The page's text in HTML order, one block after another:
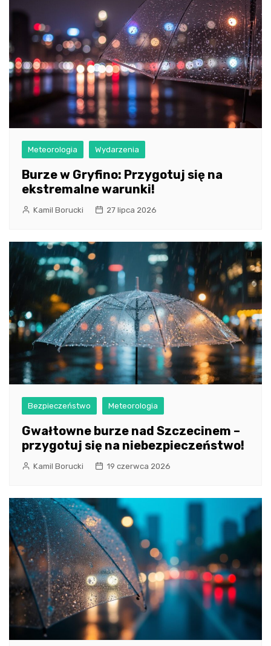
Meteorologia Wydarzenia
Burze w Gryfino: Przygotuj się na
ekstremalne warunki!
Kamil Borucki 27 lipca 2026
Bezpieczeństwo Meteorologia
Gwałtowne burze nad Szczecinem –
przygotuj się na niebezpieczeństwo!
Kamil Borucki 19 czerwca 2026